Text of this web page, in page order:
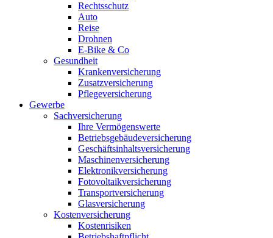
Rechtsschutz
Auto
Reise
Drohnen
E-Bike & Co
Gesundheit
Krankenversicherung
Zusatzversicherung
Pflegeversicherung
Gewerbe
Sachversicherung
Ihre Vermögenswerte
Betriebsgebäudeversicherung
Geschäftsinhaltsversicherung
Maschinenversicherung
Elektronikversicherung
Fotovoltaikversicherung
Transportversicherung
Glasversicherung
Kostenversicherung
Kostenrisiken